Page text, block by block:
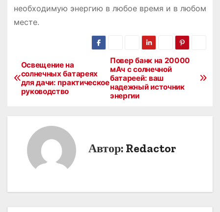
необходимую энергию в любое время и в любом
месте.
Н
а
Повер банк на 20000
мАч с солнечной
батареей: ваш
надежный источник
энергии
Освещение на
солнечных батареях
для дачи: практическое
руководство
Автор: Redactor